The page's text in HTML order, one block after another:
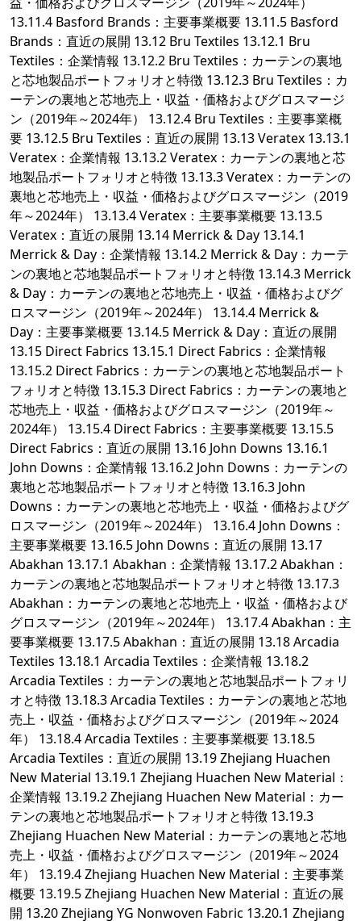
13.11.4 Basford Brands：主要事業概要 13.11.5 Basford
Brands：直近の展開 13.12 Bru Textiles 13.12.1 Bru
Textiles：企業情報 13.12.2 Bru Textiles：カーテンの裏地
と芯地製品ポートフォリオと特徴 13.12.3 Bru Textiles：カ
ーテンの裏地と芯地売上・収益・価格およびグロスマージ
ン（2019年～2024年） 13.12.4 Bru Textiles：主要事業概
要 13.12.5 Bru Textiles：直近の展開 13.13 Veratex 13.13.1
Veratex：企業情報 13.13.2 Veratex：カーテンの裏地と芯
地製品ポートフォリオと特徴 13.13.3 Veratex：カーテンの
裏地と芯地売上・収益・価格およびグロスマージン（2019
年～2024年） 13.13.4 Veratex：主要事業概要 13.13.5
Veratex：直近の展開 13.14 Merrick & Day 13.14.1
Merrick & Day：企業情報 13.14.2 Merrick & Day：カーテ
ンの裏地と芯地製品ポートフォリオと特徴 13.14.3 Merrick
& Day：カーテンの裏地と芯地売上・収益・価格およびグ
ロスマージン（2019年～2024年） 13.14.4 Merrick &
Day：主要事業概要 13.14.5 Merrick & Day：直近の展開
13.15 Direct Fabrics 13.15.1 Direct Fabrics：企業情報
13.15.2 Direct Fabrics：カーテンの裏地と芯地製品ポート
フォリオと特徴 13.15.3 Direct Fabrics：カーテンの裏地と
芯地売上・収益・価格およびグロスマージン（2019年～
2024年） 13.15.4 Direct Fabrics：主要事業概要 13.15.5
Direct Fabrics：直近の展開 13.16 John Downs 13.16.1
John Downs：企業情報 13.16.2 John Downs：カーテンの
裏地と芯地製品ポートフォリオと特徴 13.16.3 John
Downs：カーテンの裏地と芯地売上・収益・価格およびグ
ロスマージン（2019年～2024年） 13.16.4 John Downs：
主要事業概要 13.16.5 John Downs：直近の展開 13.17
Abakhan 13.17.1 Abakhan：企業情報 13.17.2 Abakhan：
カーテンの裏地と芯地製品ポートフォリオと特徴 13.17.3
Abakhan：カーテンの裏地と芯地売上・収益・価格および
グロスマージン（2019年～2024年） 13.17.4 Abakhan：主
要事業概要 13.17.5 Abakhan：直近の展開 13.18 Arcadia
Textiles 13.18.1 Arcadia Textiles：企業情報 13.18.2
Arcadia Textiles：カーテンの裏地と芯地製品ポートフォリ
オと特徴 13.18.3 Arcadia Textiles：カーテンの裏地と芯地
売上・収益・価格およびグロスマージン（2019年～2024
年） 13.18.4 Arcadia Textiles：主要事業概要 13.18.5
Arcadia Textiles：直近の展開 13.19 Zhejiang Huachen
New Material 13.19.1 Zhejiang Huachen New Material：
企業情報 13.19.2 Zhejiang Huachen New Material：カー
テンの裏地と芯地製品ポートフォリオと特徴 13.19.3
Zhejiang Huachen New Material：カーテンの裏地と芯地
売上・収益・価格およびグロスマージン（2019年～2024
年） 13.19.4 Zhejiang Huachen New Material：主要事業
概要 13.19.5 Zhejiang Huachen New Material：直近の展
開 13.20 Zhejiang YG Nonwoven Fabric 13.20.1 Zhejiang